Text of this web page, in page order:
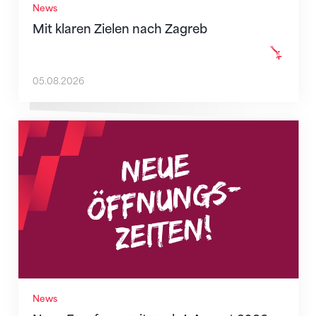
News
Mit klaren Zielen nach Zagreb
05.08.2026
News
Neue Empfangszeiten ab 1. August 2026